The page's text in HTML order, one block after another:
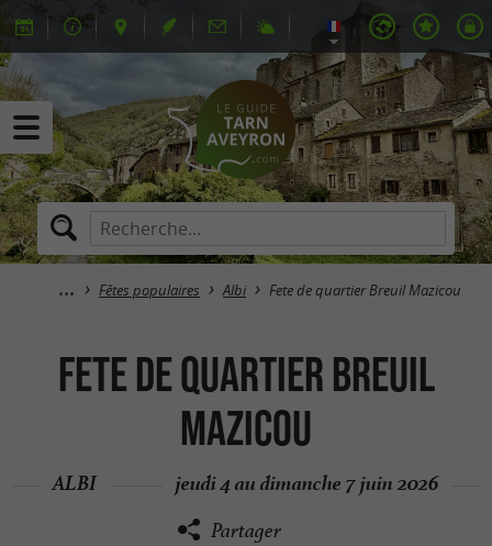
Fêtes populaires Albi Fete de quartier Breuil Mazicou
Fete de quartier Breuil
Mazicou
ALBI jeudi 4 au dimanche 7 juin 2026
Partager